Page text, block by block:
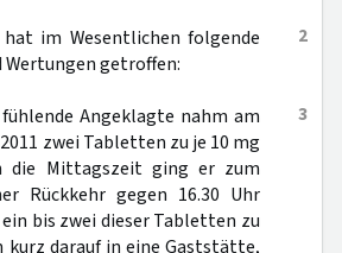
2
im Wesentlichen folgende
getroffen:
3
Angeklagte nahm am
zwei Tabletten zu je 10 mg
die Mittagszeit ging er zum
Rückkehr gegen 16.30 Uhr
bis zwei dieser Tabletten zu
kurz darauf in eine Gaststätte,